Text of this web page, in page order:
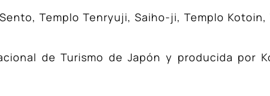
Templo Tenryuji, Saiho-ji, Templo
de Turismo de Japón y producida por